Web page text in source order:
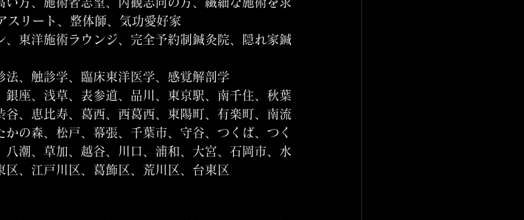
スリート、整体師、気功愛好家
東洋施術ラウンジ、完全予約制鍼灸院、隠れ家鍼
、触診学、臨床東洋医学、感覚解剖学
座、浅草、表参道、品川、東京駅、南千住、秋葉
、恵比寿、葛西、西葛西、東陽町、有楽町、南流
の森、松戸、幕張、千葉市、守谷、つくば、つく
潮、草加、越谷、川口、浦和、大宮、石岡市、水
、江戸川区、葛飾区、荒川区、台東区